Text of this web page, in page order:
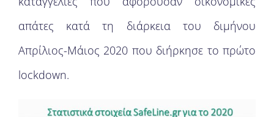
απάτες κατά τη διάρκεια του διμήνου
Απρίλιος-Μάιος 2020 που διήρκησε το πρώτο
lockdown.